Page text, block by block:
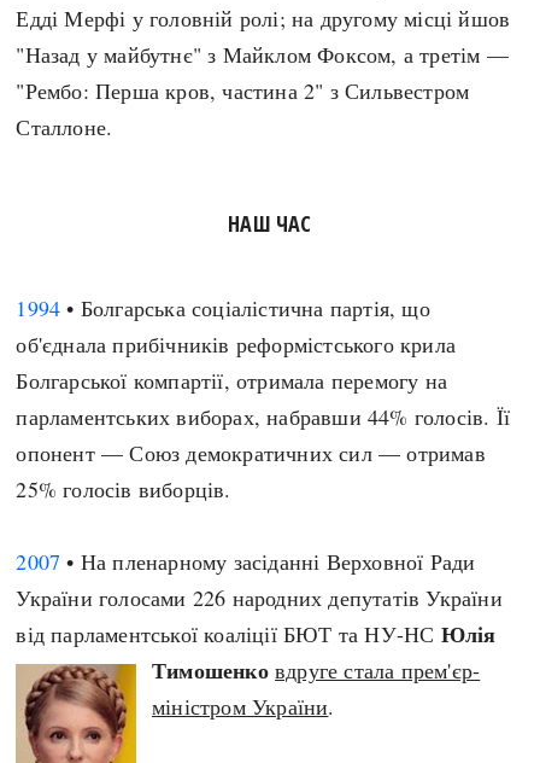
Едді Мерфі у головній ролі; на другому місці йшов
"Назад у майбутнє" з Майклом Фоксом, а третім —
"Рембо: Перша кров, частина 2" з Сильвестром
Сталлоне.
НАШ ЧАС
1994 • Болгарська соціалістична партія, що
об'єднала прибічників реформістського крила
Болгарської компартії, отримала перемогу на
парламентських виборах, набравши 44% голосів. Її
опонент — Союз демократичних сил — отримав
25% голосів виборців.
2007 • На пленарному засіданні Верховної Ради
України голосами 226 народних депутатів України
від парламентської коаліції БЮТ та НУ-НС Юлія
Тимошенко вдруге стала прем'єр-
міністром України.